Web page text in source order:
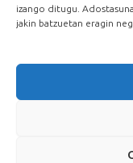
izango ditugu.
jakin batzuetan eragin